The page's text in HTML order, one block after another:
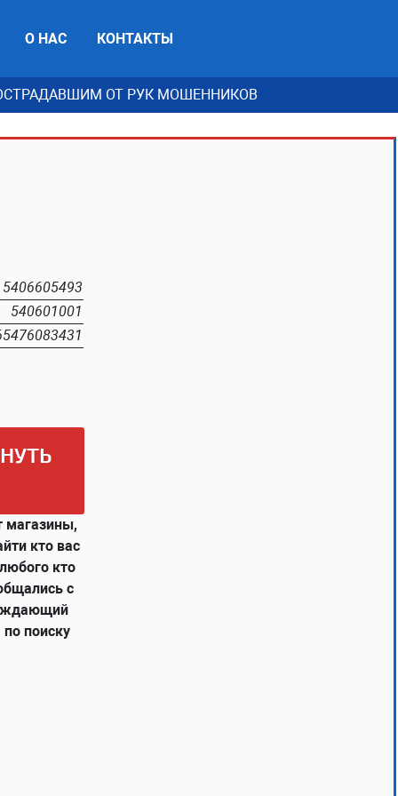
О НАС КОНТАКТЫ
ОТ РУК МОШЕННИКОВ
5406605493
540601001
магазины,
кто вас
кто
с
поиску